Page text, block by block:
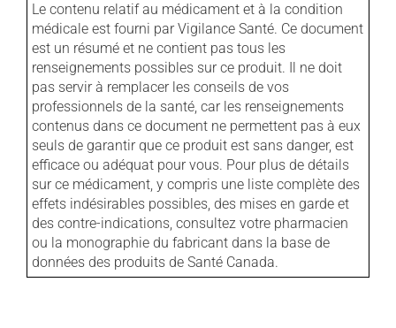
Le contenu relatif au médicament et à la condition
médicale est fourni par Vigilance Santé. Ce document
est un résumé et ne contient pas tous les
renseignements possibles sur ce produit. Il ne doit
pas servir à remplacer les conseils de vos
professionnels de la santé, car les renseignements
contenus dans ce document ne permettent pas à eux
seuls de garantir que ce produit est sans danger, est
efficace ou adéquat pour vous. Pour plus de détails
sur ce médicament, y compris une liste complète des
effets indésirables possibles, des mises en garde et
des contre-indications, consultez votre pharmacien
ou la monographie du fabricant dans la base de
données des produits de Santé Canada.